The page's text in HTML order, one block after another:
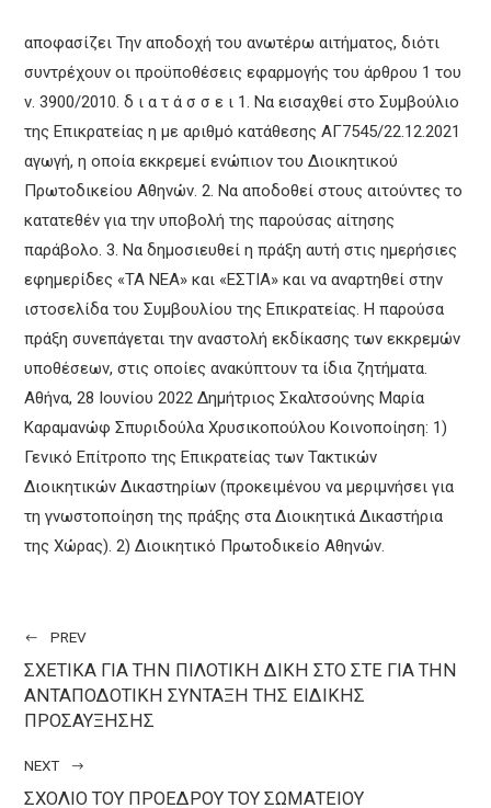
αποφασίζει Την αποδοχή του ανωτέρω αιτήματος, διότι
συντρέχουν οι προϋποθέσεις εφαρμογής του άρθρου 1 του
ν. 3900/2010. δ ι α τ ά σ σ ε ι 1. Να εισαχθεί στο Συμβούλιο
της Επικρατείας η με αριθμό κατάθεσης ΑΓ7545/22.12.2021
αγωγή, η οποία εκκρεμεί ενώπιον του Διοικητικού
Πρωτοδικείου Αθηνών. 2. Να αποδοθεί στους αιτούντες το
κατατεθέν για την υποβολή της παρούσας αίτησης
παράβολο. 3. Να δημοσιευθεί η πράξη αυτή στις ημερήσιες
εφημερίδες «ΤΑ ΝΕΑ» και «ΕΣΤΙΑ» και να αναρτηθεί στην
ιστοσελίδα του Συμβουλίου της Επικρατείας. Η παρούσα
πράξη συνεπάγεται την αναστολή εκδίκασης των εκκρεμών
υποθέσεων, στις οποίες ανακύπτουν τα ίδια ζητήματα.
Αθήνα, 28 Ιουνίου 2022 Δημήτριος Σκαλτσούνης Μαρία
Καραμανώφ Σπυριδούλα Χρυσικοπούλου Κοινοποίηση: 1)
Γενικό Επίτροπο της Επικρατείας των Τακτικών
Διοικητικών Δικαστηρίων (προκειμένου να μεριμνήσει για
τη γνωστοποίηση της πράξης στα Διοικητικά Δικαστήρια
της Χώρας). 2) Διοικητικό Πρωτοδικείο Αθηνών.
PREV
ΣΧΕΤΙΚΑ ΓΙΑ ΤΗΝ ΠΙΛΟΤΙΚΗ ΔΙΚΗ ΣΤΟ ΣΤΕ ΓΙΑ ΤΗΝ
ΑΝΤΑΠΟΔΟΤΙΚΗ ΣΥΝΤΑΞΗ ΤΗΣ ΕΙΔΙΚΗΣ
ΠΡΟΣΑΥΞΗΣΗΣ
NEXT
ΣΧΟΛΙΟ ΤΟΥ ΠΡΟΕΔΡΟΥ ΤΟΥ ΣΩΜΑΤΕΙΟΥ